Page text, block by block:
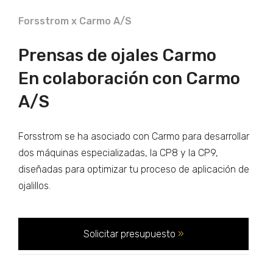
Forsstrom x Carmo A/S
Prensas de ojales Carmo
En colaboración con Carmo
A/S
Forsstrom se ha asociado con Carmo para desarrollar
dos máquinas especializadas, la CP8 y la CP9,
diseñadas para optimizar tu proceso de aplicación de
ojalillos.
Solicitar presupuesto »